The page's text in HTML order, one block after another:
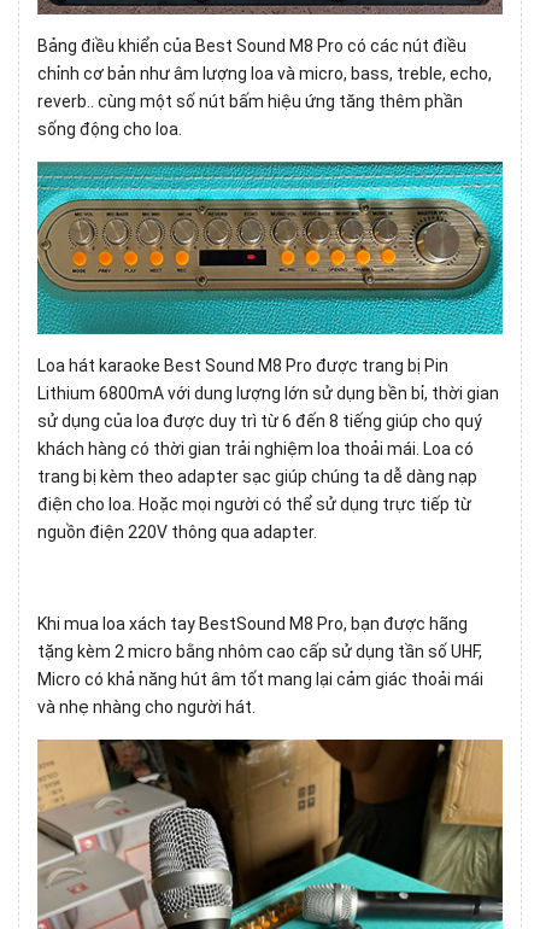
Bảng điều khiển của Best Sound M8 Pro có các nút điều
chỉnh cơ bản như âm lượng loa và micro, bass, treble, echo,
reverb.. cùng một số nút bấm hiệu ứng tăng thêm phần
sống động cho loa.
Loa hát karaoke Best Sound M8 Pro được trang bị Pin
Lithium 6800mA với dung lượng lớn sử dụng bền bỉ, thời gian
sử dụng của loa được duy trì từ 6 đến 8 tiếng giúp cho quý
khách hàng có thời gian trải nghiệm loa thoải mái. Loa có
trang bị kèm theo adapter sạc giúp chúng ta dễ dàng nạp
điện cho loa. Hoặc mọi người có thể sử dụng trực tiếp từ
nguồn điện 220V thông qua adapter.
Khi mua loa xách tay BestSound M8 Pro, bạn được hãng
tặng kèm 2 micro bằng nhôm cao cấp sử dụng tần số UHF,
Micro có khả năng hút âm tốt mang lại cảm giác thoải mái
và nhẹ nhàng cho người hát.